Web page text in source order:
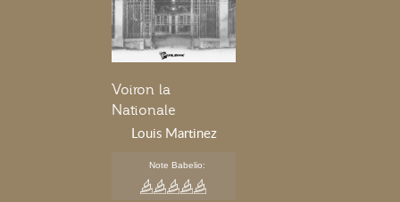
Voiron la
Nationale
Louis Martinez
Note Babelio: